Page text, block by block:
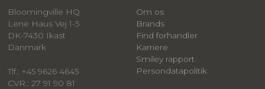
Bloomingville HQ
Lene Haus Vej 1-5
DK-7430 Ikast
Danmark
Tlf.: +45 9626 4645
CVR.: 27 91 90 81
Om os
Brands
Find forhandler
Karriere
Smiley rapport
Persondatapolitik